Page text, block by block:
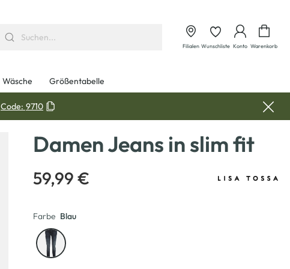
Filialen Wunschliste Konto Warenkorb
Wäsche Größentabelle
Code: 9710
Damen Jeans in slim fit
59,99 €
Farbe Blau